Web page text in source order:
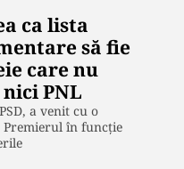
ca lista
să fie
care nu
PNL
a venit cu o
în funcție